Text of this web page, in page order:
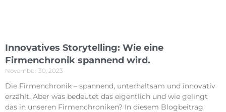
Innovatives Storytelling: Wie eine
Firmenchronik spannend wird.
November 30, 2023
Die Firmenchronik – spannend, unterhaltsam und innovativ
erzählt. Aber was bedeutet das eigentlich und wie gelingt
das in unseren Firmenchroniken? In diesem Blogbeitrag